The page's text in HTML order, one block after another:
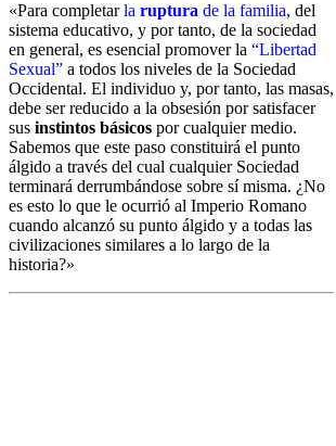
«Para completarla ruptura de la familia, del
sistema educativo, y por tanto, de la sociedad
en general, es esencial promover la “Libertad
Sexual” a todos los niveles de la Sociedad
Occidental. El individuo y, por tanto, las masas,
debe ser reducido a la obsesión por satisfacer
sus instintos básicos por cualquiermedio.
Sabemos que este paso constituirá el punto
álgido a través del cual cualquier Sociedad
terminará derrumbándose sobre sí misma. ¿No
es esto lo que le ocurrió al Imperio Romano
cuando alcanzó su punto álgido y a todas las
civilizaciones similares a lo largo de la
historia?»